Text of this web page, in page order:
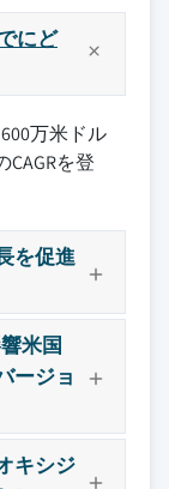
にど
万米ドル
を登
を促進
米国
ージョ
キシジ